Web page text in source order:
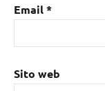
Email*
Sito web